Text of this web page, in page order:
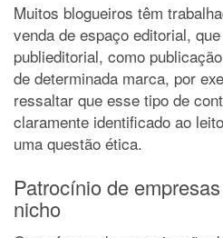
Muitos blogueiros têm
venda de espaço editorial,
publieditorial, como
de determinada marca, por
ressaltar que esse tipo de
claramente identificado ao
uma questão ética.
Patrocínio de
nicho